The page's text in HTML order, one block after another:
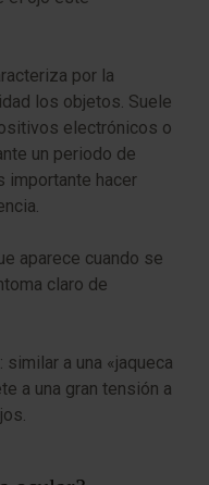
por la
los objetos. Suele
electrónicos o
un periodo de
importante hacer
aparece cuando se
claro de
: similar a una «jaqueca
a una gran tensión a